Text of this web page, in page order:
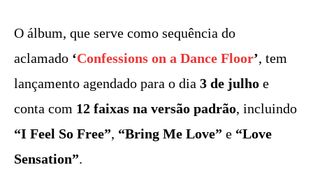
O álbum, que serve como sequência do
aclamado ‘Confessions on a Dance Floor’, tem
lançamento agendado para o dia 3 de julho e
conta com 12 faixas na versão padrão, incluindo
“I Feel So Free”, “Bring Me Love” e “Love
Sensation”.